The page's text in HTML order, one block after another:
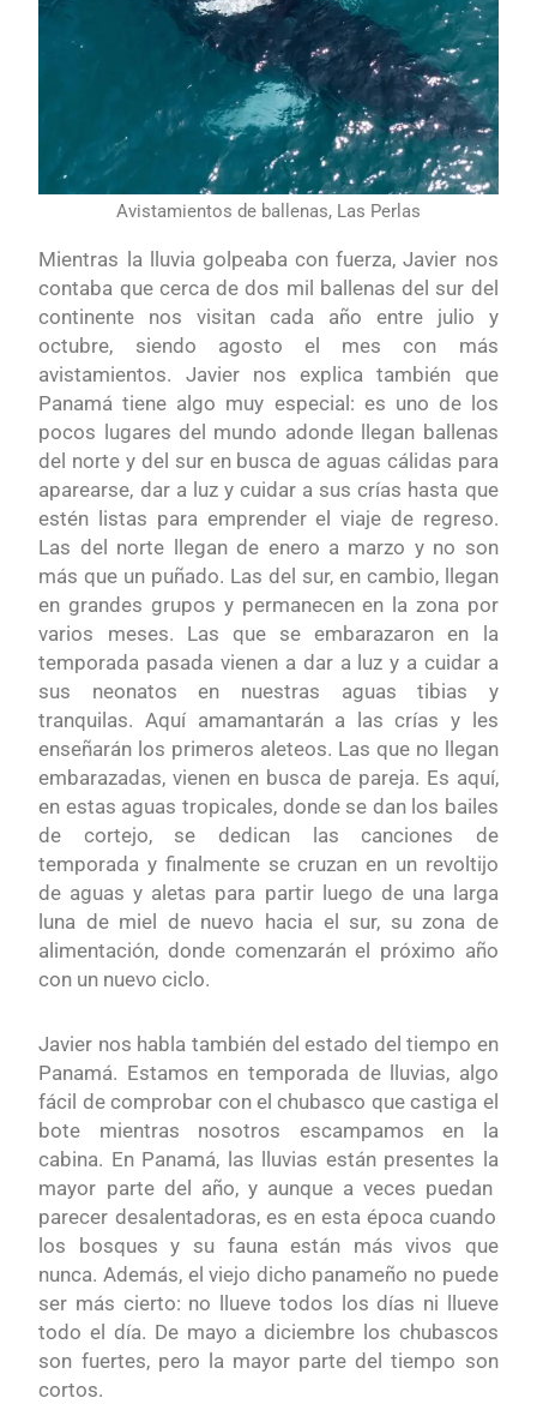
Avistamientos de ballenas, Las Perlas
Mientras la lluvia golpeaba con fuerza, Javier nos
contaba que cerca de dos mil ballenas del sur del
continente nos visitan cada año entre julio y
octubre, siendo agosto el mes con más
avistamientos. Javier nos explica también que
Panamá tiene algo muy especial: es uno de los
pocos lugares del mundo adonde llegan ballenas
del norte y del sur en busca de aguas cálidas para
aparearse, dar a luz y cuidar a sus crías hasta que
estén listas para emprender el viaje de regreso.
Las del norte llegan de enero a marzo y no son
más que un puñado. Las del sur, en cambio, llegan
en grandes grupos y permanecen en la zona por
varios meses. Las que se embarazaron en la
temporada pasada vienen a dar a luz y a cuidar a
sus neonatos en nuestras aguas tibias y
tranquilas. Aquí amamantarán a las crías y les
enseñarán los primeros aleteos. Las que no llegan
embarazadas, vienen en busca de pareja. Es aquí,
en estas aguas tropicales, donde se dan los bailes
de cortejo, se dedican las canciones de
temporada y finalmente se cruzan en un revoltijo
de aguas y aletas para partir luego de una larga
luna de miel de nuevo hacia el sur, su zona de
alimentación, donde comenzarán el próximo año
con un nuevo ciclo.
Javier nos habla también del estado del tiempo en
Panamá. Estamos en temporada de lluvias, algo
fácil de comprobar con el chubasco que castiga el
bote mientras nosotros escampamos en la
cabina. En Panamá, las lluvias están presentes la
mayor parte del año, y aunque a veces puedan
parecer desalentadoras, es en esta épocacuando
los bosques y su fauna están más vivos que
nunca. Además, el viejo dicho panameño no puede
ser más cierto: no llueve todos los días ni llueve
todo el día. De mayo a diciembre los chubascos
son fuertes,pero la mayor parte del tiempo son
cortos.